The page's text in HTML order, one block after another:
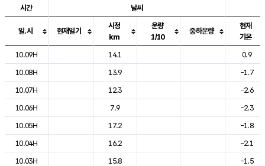
도시별 기상실황표로 지점, 날씨, 기온, 강수, 바람, 기압등을 안내한 표입
시간 날씨
일.시 현재일기
시정
km
운량
1/10
중하운량
현재
기온
10.09H
14.1
0.9
10.08H
13.9
-1.7
10.07H
12.3
-2.6
10.06H
7.9
-2.3
10.05H
17.2
-1.8
10.04H
16.2
-2.1
10.03H
15.8
-1.5